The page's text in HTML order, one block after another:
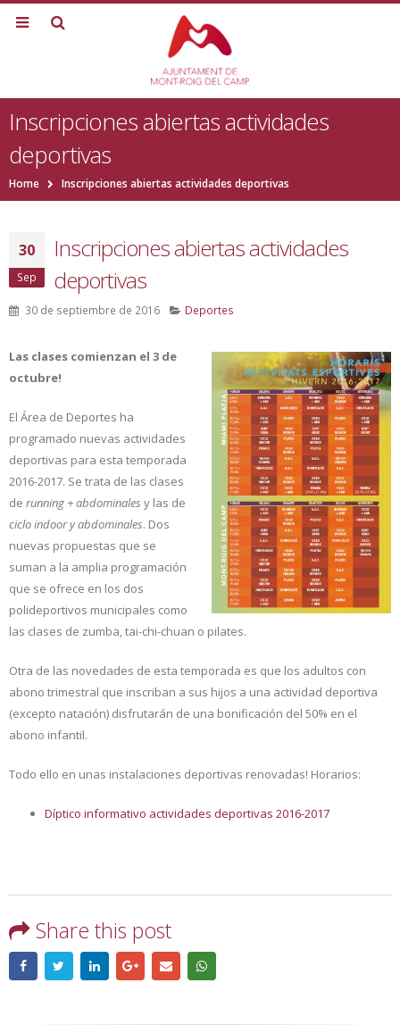
Inscripciones abiertas actividades
deportivas
Home Inscripciones abiertas actividades deportivas
30
Sep
Inscripciones abiertas actividades
deportivas
30 de septiembre de 2016 Deportes
Las clases comienzan el 3 de
octubre!
El Área de Deportes ha
programado nuevas actividades
deportivas para esta temporada
2016-2017. Se trata de las clases
de running + abdominales y las de
ciclo indoor y abdominales. Dos
nuevas propuestas que se
suman a la amplia programación
que se ofrece en los dos
polideportivos municipales como
las clases de zumba, tai-chi-chuan o pilates.
Otra de las novedades de esta temporada es que los adultos con
abono trimestral que inscriban a sus hijos a una actividad deportiva
(excepto natación) disfrutarán de una bonificación del 50% en el
abono infantil.
Todo ello en unas instalaciones deportivas renovadas! Horarios:
Díptico informativo actividades deportivas 2016-2017
Share this post